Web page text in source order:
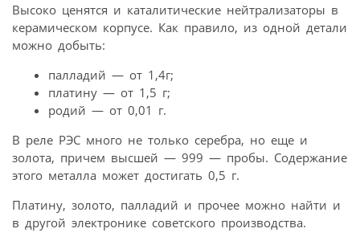
Высоко ценятся и каталитические нейтрализаторы в
керамическом корпусе. Как правило, из одной детали
можно добыть:
палладий — от 1,4г;
платину — от 1,5 г;
родий — от 0,01 г.
В реле РЭС много не только серебра, но еще и
золота, причем высшей — 999 — пробы. Содержание
этого металла может достигать 0,5 г.
Платину, золото, палладий и прочее можно найти и
в другой электронике советского производства.